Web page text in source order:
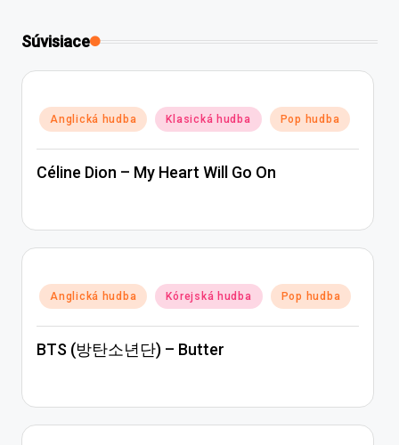
Súvisiace
Posted
in
Anglická hudba Klasická hudba Pop hudba
Céline Dion – My Heart Will Go On
Posted
in
Anglická hudba Kórejská hudba Pop hudba
BTS (방탄소년단) – Butter